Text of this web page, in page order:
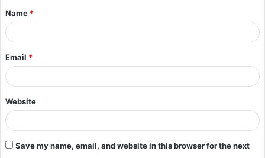
Name *
Email *
Website
Save my name, email, and website in this browser for the next